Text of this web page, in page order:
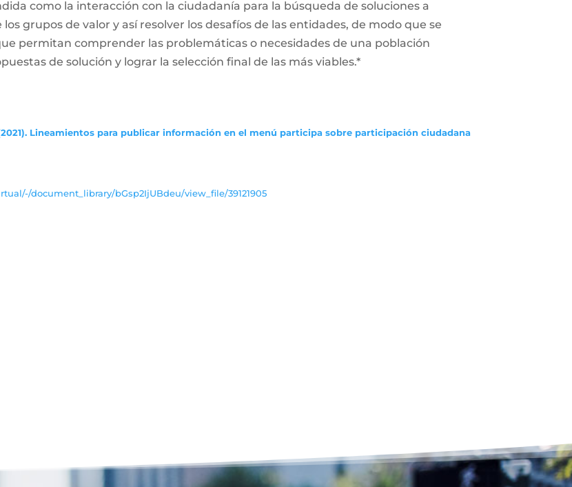
como la interacción con la ciudadanía para la búsqueda de soluciones a
grupos de valor y así resolver los desafíos de las entidades, de modo que se
permitan comprender las problemáticas o necesidades de una población
de solución y lograr la selección final de las más viables.*
Lineamientos para publicar información en el menú participa sobre participación ciudadana
document_library/bGsp2IjUBdeu/view_file/39121905